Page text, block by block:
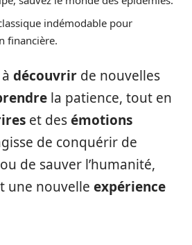
indémodable pour
financière.
découvrir de nouvelles
la patience, tout en
et desémotions
de conquérir de
de sauver l’humanité,
une nouvelle expérience